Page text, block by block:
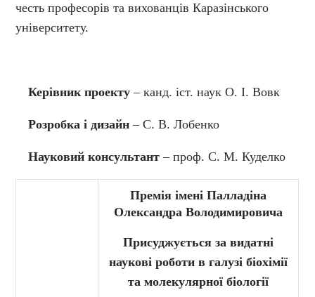
честь професорів та вихованців Каразінського
університету.
Керівник проекту – канд. іст. наук О. І. Вовк
Розробка і дизайн – С. В. Лобенко
Науковий консультант – проф. С. М. Куделко
Премія імені Палладіна
Олександра Володимировича
Присуджується за видатні
наукові роботи в галузі біохімії
та молекулярної біології